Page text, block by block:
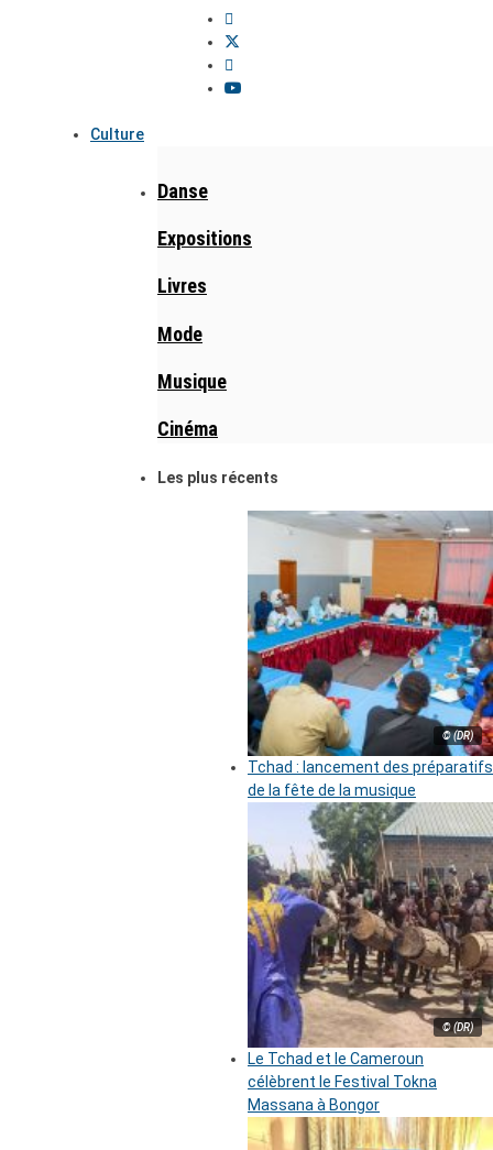
Culture
Danse
Expositions
Livres
Mode
Musique
Cinéma
Les plus récents
© (DR)
Tchad : lancement des préparatifs
de la fête de la musique
© (DR)
Le Tchad et le Cameroun
célèbrent le Festival Tokna
Massana à Bongor